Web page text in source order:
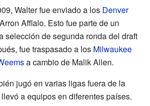
Walter fue enviado a los Denver
Afflalo. Esto fue parte de un
selección de segunda ronda del draft
fue traspasado a los Milwaukee
a cambio de Malik Allen.
jugó en varias ligas fuera de la
a equipos en diferentes países.